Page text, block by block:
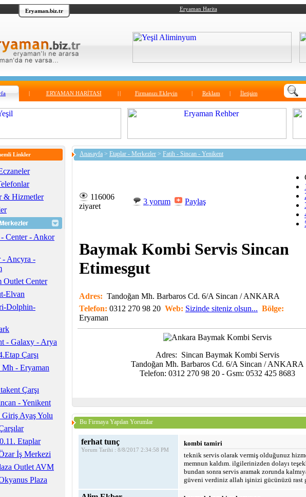
Eryaman.biz.tr Eryaman Harita
ERYAMAN HARİTASI Firmanızı Ekleyin Reklam İletişim
Linkler
& Hizmetler
Center - Ankor
- Ancyra -
Outlet Center
Elvan
Dolphin-
- Galaxy - Arya
Çarşı
Mh - Eryaman
Çarşı
- Yenikent
Giriş Ayaş Yolu
Etaplar
İş Merkezi
Outlet AVM
Plaza
Anasayfa > Etaplar - Merkezler > Fatih - Sincan - Yenikent
116006
ziyaret
3 yorum Paylaş
Baymak Kombi Servis Sincan
Etimesgut
Adres: Tandoğan Mh. Barbaros Cd. 6/A Sincan / ANKARA
Telefon: 0312 270 98 20 Web: Sizinde siteniz olsun... Bölge:
Eryaman
Adres: Sincan Baymak Kombi Servis
Tandoğan Mh. Barbaros Cd. 6/A Sincan / ANKARA
Telefon: 0312 270 98 20 - Gsm: 0532 425 8683
Bu Firmaya Yapılan Yorumlar
ferhat tunç
Yorum Tarihi : 8/8/2017 2:34:58 PM
kombi tamiri
teknik servis olarak vermiş olduğunuz
memnun kaldım. ilgilerinizden dolayı
bundan sonra servis aramak zorunda
güveni verdiniz allah işinizi gücünüzü rast